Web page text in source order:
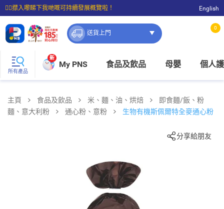
☝🏼㩒入嚟睇下我哋嘅可持續發展概覽啦！
⭐購物滿$399即享免費送貨；滿$100即可免費店取。
English
送貨上門
0
所有產品
新
My PNS 食品及飲品 母嬰 個人
主頁 食品及飲品 米、麵、油、烘焙
即食麵/飯、粉
麵、意大利粉
通心粉、意粉 生物有機斯佩爾特全麥通心粉
分享給朋友